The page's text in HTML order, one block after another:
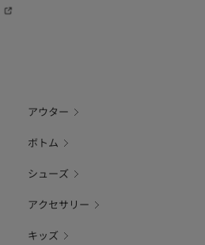
アウター
ボトム
シューズ
アクセサリー
キッズ